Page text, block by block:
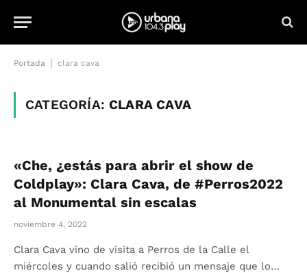
Portada clara cava
CATEGORÍA:CLARA CAVA
«Che, ¿estás para abrir el show de
Coldplay»: Clara Cava, de #Perros2022
al Monumental sin escalas
noviembre 4, 2022
Clara Cava vino de visita a Perros de la Calle el
miércoles y cuando salió recibió un mensaje que lo…